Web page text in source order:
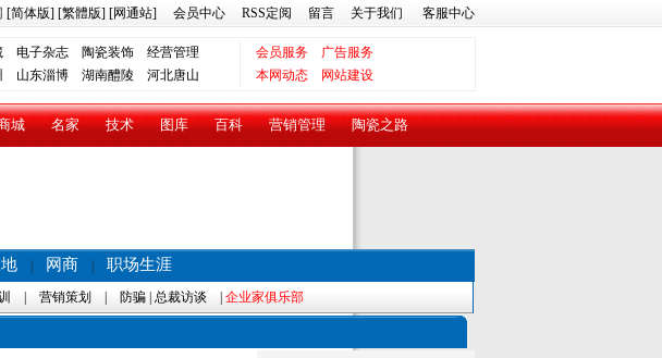
[简体版] [繁體版] [网通站] 会员中心 RSS定阅 留言 关于我们 客服中心
电子杂志 陶瓷装饰 经营管理 会员服务
广告服务
山东淄博 湖南醴陵 河北唐山 本网动态 网站建设
城 名家 技术 图库 百科 营销管理 陶瓷之路
网商 职场生涯
营销策划 防骗 总裁访谈 企业家俱乐部